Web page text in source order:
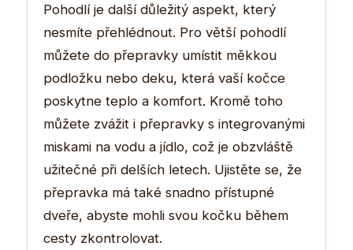
Pohodlí je další důležitý aspekt, který
nesmíte přehlédnout. Pro větší pohodlí
můžete do přepravky umístit měkkou
podložku nebo deku, která vaší kočce
poskytne teplo a komfort. Kromě toho
můžete zvážit i přepravky s integrovanými
miskami na vodu a jídlo, což je obzvláště
užitečné při delších letech. Ujistěte se, že
přepravka má také snadno přístupné
dveře, abyste mohli svou kočku během
cesty zkontrolovat.